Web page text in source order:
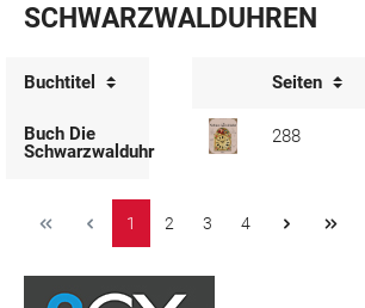
SCHWARZWALDUHREN
Buchtitel Seiten
Buch Die
Schwarzwalduhr
288
1 2 3 4